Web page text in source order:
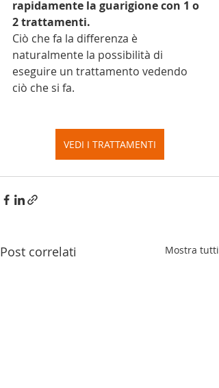
rapidamente la guarigione con 1 o
2 trattamenti.
Ciò che fa la differenza è
naturalmente la possibilità di
eseguire un trattamento vedendo
ciò che si fa.
VEDI I TRATTAMENTI
Post correlati Mostra tutti